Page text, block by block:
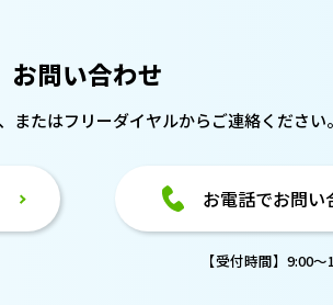
お問い合わせ
またはフリーダイヤルからご連絡ください
お電話でお問
【受付時間】9:00